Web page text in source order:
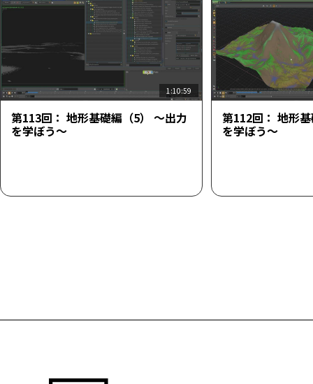
1:10:59
第113回： 地形基礎編（5） ～出力
を学ぼう～
第112回： 地形
を学ぼう～